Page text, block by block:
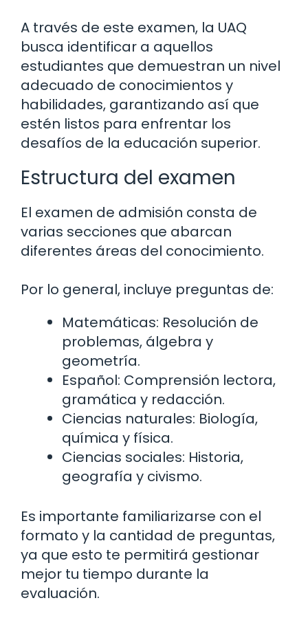
A través de este examen, la UAQ
busca identificar a aquellos
estudiantes que demuestran un nivel
adecuado de conocimientos y
habilidades, garantizando así que
estén listos para enfrentar los
desafíos de la educación superior.
Estructura del examen
El examen de admisión consta de
varias secciones que abarcan
diferentes áreas del conocimiento.
Por lo general, incluye preguntas de:
Matemáticas: Resolución de
problemas, álgebra y
geometría.
Español: Comprensión lectora,
gramática y redacción.
Ciencias naturales: Biología,
química y física.
Ciencias sociales: Historia,
geografía y civismo.
Es importante familiarizarse con el
formato y la cantidad de preguntas,
ya que esto te permitirá gestionar
mejor tu tiempo durante la
evaluación.